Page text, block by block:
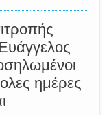
ημέρες